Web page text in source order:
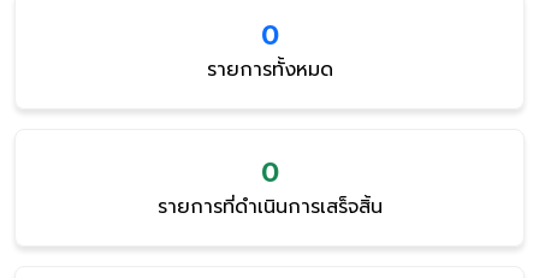
0
รายการทั้งหมด
0
รายการที่ดำเนินการเสร็จสิ้น